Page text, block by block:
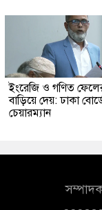
ইংরেজি ও গণিত
বাড়িয়ে দেয়: ঢাকা
চেয়ারম্যান